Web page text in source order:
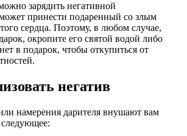
зарядить негативной
принести подаренный со злым
сердца. Поэтому, в любом случае,
окропите его святой водой либо
в подарок, чтобы откупиться от
негатив
намерения дарителя внушают вам
следующее: